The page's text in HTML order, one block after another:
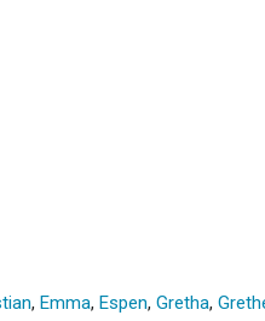
, Emma, Espen, Gretha,